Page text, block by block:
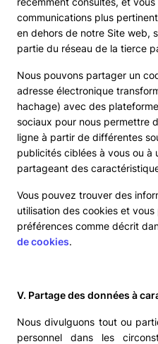
communications plus
en dehors de notre Site web,
partie du réseau de la tierce
Nous pouvons partager un
adresse électronique
hachage) avec des
sociaux pour nous permettre
ligne à partir de différentes
publicités ciblées à vous ou à
partageant des
Vous pouvez trouver des
utilisation des cookies et
préférences comme décrit
de cookies.
V. Partage des données à
Nous divulguons tout ou
personnel dans les